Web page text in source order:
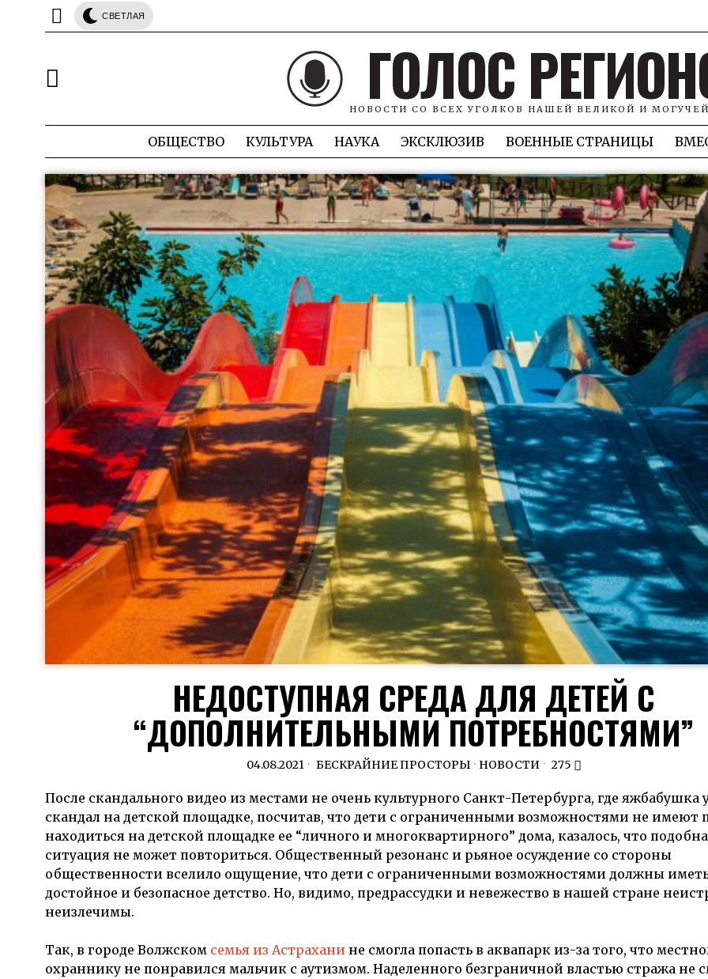
СВЕТЛАЯ
ГОЛОС
НОВОСТИ СО ВСЕХ УГОЛКОВ НАШЕЙ ВЕЛИКОЙ И
ОБЩЕСТВО КУЛЬТУРА НАУКА ЭКСКЛЮЗИВ ВОЕННЫЕ СТРАНИЦЫ
НЕДОСТУПНАЯ СРЕДА ДЛЯ ДЕТЕЙ С
“ДОПОЛНИТЕЛЬНЫМИ ПОТРЕБНОСТЯМИ”
04.08.2021 БЕСКРАЙНИЕ ПРОСТОРЫ · НОВОСТИ 275
После скандального видео из местами не очень культурного Санкт-Петербурга, где яжбабушка
скандал на детской площадке, посчитав, что дети с ограниченными возможностями не имеют
находиться на детской площадке ее “личного и многоквартирного” дома, казалось, что
ситуация не может повториться. Общественный резонанс и рьяное осуждение со стороны
общественности вселило ощущение, что дети с ограниченными возможностями должны
достойное и безопасное детство. Но, видимо, предрассудки и невежество в нашей стране
неизлечимы.
Так, в городе Волжском семья из Астрахани не смогла попасть в аквапарк из-за того, что
охраннику не понравился мальчик с аутизмом. Наделенного безграничной властью стража не